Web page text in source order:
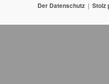
Der Datenschutz Stolz